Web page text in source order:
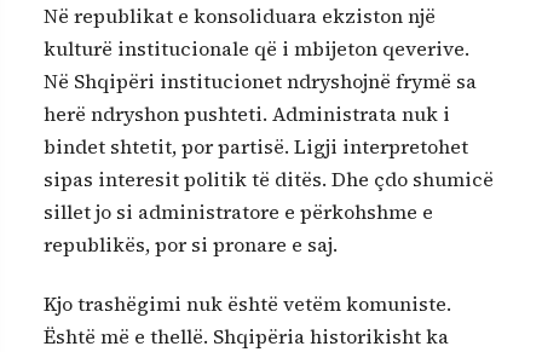
Në republikat e konsoliduara ekziston një
kulturë institucionale që i mbijeton qeverive.
Në Shqipëri institucionet ndryshojnë frymë sa
herë ndryshon pushteti. Administrata nuk i
bindet shtetit, por partisë. Ligji interpretohet
sipas interesit politik të ditës. Dhe çdo shumicë
sillet jo si administratore e përkohshme e
republikës, por si pronare e saj.
Kjo trashëgimi nuk është vetëm komuniste.
Është më e thellë. Shqipëria historikisht ka